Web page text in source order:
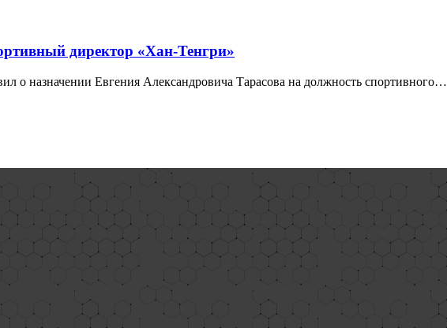
директор «Хан-Тенгри»
о назначении Евгения Александровича Тарасова на должность спортивного…